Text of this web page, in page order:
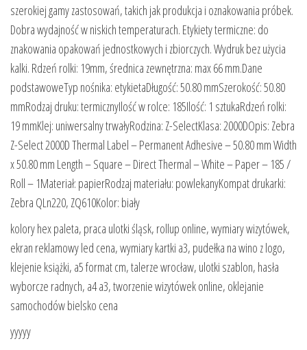
szerokiej gamy zastosowań, takich jak produkcja i oznakowania próbek.
Dobra wydajność w niskich temperaturach. Etykiety termiczne: do
znakowania opakowań jednostkowych i zbiorczych. Wydruk bez użycia
kalki. Rdzeń rolki: 19mm, średnica zewnętrzna: max 66 mm.Dane
podstawoweTyp nośnika: etykietaDługość: 50.80 mmSzerokość: 50.80
mmRodzaj druku: termicznyIlość w rolce: 185Ilość: 1 sztukaRdzeń rolki:
19 mmKlej: uniwersalny trwałyRodzina: Z-SelectKlasa: 2000DOpis: Zebra
Z-Select 2000D Thermal Label – Permanent Adhesive – 50.80 mm Width
x 50.80 mm Length – Square – Direct Thermal – White – Paper – 185 /
Roll – 1Materiał: papierRodzaj materiału: powlekanyKompat drukarki:
Zebra QLn220, ZQ610Kolor: biały
kolory hex paleta, praca ulotki śląsk, rollup online, wymiary wizytówek,
ekran reklamowy led cena, wymiary kartki a3, pudełka na wino z logo,
klejenie książki, a5 format cm, talerze wrocław, ulotki szablon, hasła
wyborcze radnych, a4 a3, tworzenie wizytówek online, oklejanie
samochodów bielsko cena
yyyyy